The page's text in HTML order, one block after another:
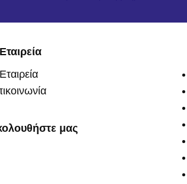
μας